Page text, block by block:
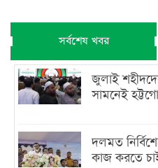
সর্বশেষ খবর
জুলাই
সামনেই
দলমত
কাজ করতে